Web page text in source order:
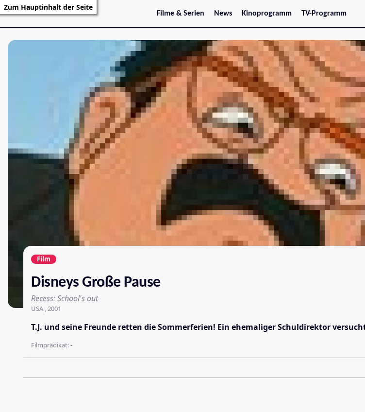
Zum Hauptinhalt der Seite
Filme & Serien
Trailer
Serienarchiv
News
Stars
Kinoprogramm
Jetzt im Kino
Niederösterreich
Burgenland
Kärnten
Salzburg
Tirol
TV-Programm
Film
Disneys Große Pause
Recess: School's out
USA , 2001
T.J. und seine Freunde retten die Sommerferien! Ein ehemaliger Schuldirektor
Filmprädikat:-